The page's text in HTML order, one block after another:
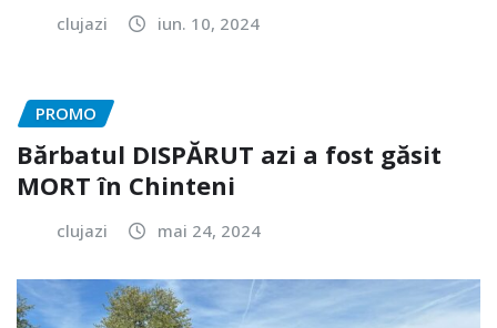
clujazi iun. 10, 2024
PROMO
Bărbatul DISPĂRUT azi a fost găsit
MORT în Chinteni
clujazi mai 24, 2024